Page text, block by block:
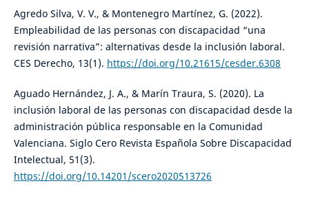
Agredo Silva, V. V., & Montenegro Martínez, G. (2022).
Empleabilidad de las personas con discapacidad “una
revisión narrativa”: alternativas desde la inclusión laboral.
CES Derecho, 13(1). https://doi.org/10.21615/cesder.6308
Aguado Hernández, J. A., & Marín Traura, S. (2020). La
inclusión laboral de las personas con discapacidad desde la
administración pública responsable en la Comunidad
Valenciana. Siglo Cero Revista Española Sobre Discapacidad
Intelectual, 51(3).
https://doi.org/10.14201/scero2020513726